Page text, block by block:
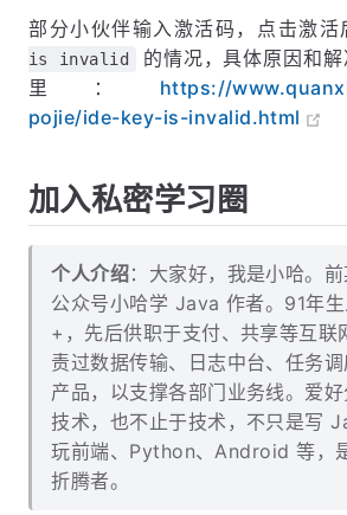
输入激活码，提示： Key is
部分小伙伴输入激活码，点击激
is invalid 的情况，具体原因和解
pojie/ide-key-is-invalid.html
加入私密学习圈
个人介绍：大家好，我是小哈。前
公众号小哈学 Java 作者。91年
+，先后供职于支付、共享等互联
责过数据传输、日志中台、任务调
产品，以支撑各部门业务线。爱好
技术，也不止于技术，不只是写